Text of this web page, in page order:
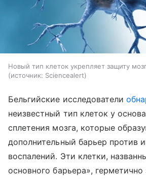
Новый тип клеток укрепляет защиту
источник: Sciencealert
Бельгийские исследователи
неизвестный тип клеток у
сплетения мозга, которые
дополнительный барьер против
воспалений. Эти клетки,
основного барьера»,